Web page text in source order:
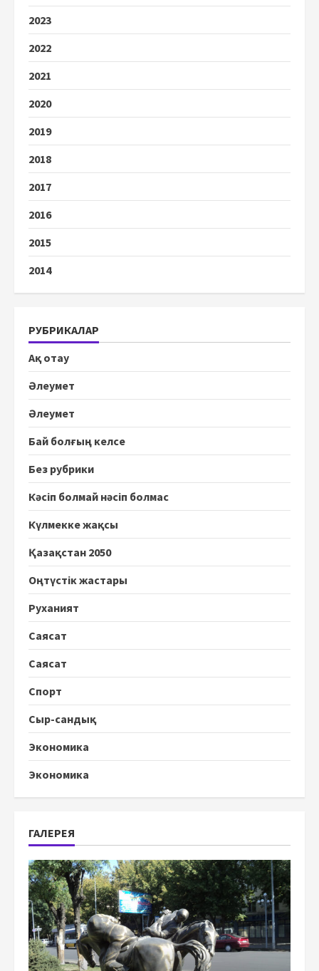
2023
2022
2021
2020
2019
2018
2017
2016
2015
2014
РУБРИКАЛАР
Ақ отау
Әлеумет
Әлеумет
Бай болғың келсе
Без рубрики
Кәсіп болмай нәсіп болмас
Күлмекке жақсы
Қазақстан 2050
Оңтүстік жастары
Руханият
Саясат
Саясат
Спорт
Сыр-сандық
Экономика
Экономика
ГАЛЕРЕЯ